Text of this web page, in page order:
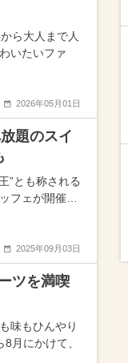
ら大人まで人
いたいファ
2026年05月01日
題のスイ
”とも称される
フェが開催…
2025年09月03日
ツを満喫
味もひんやり
月にかけて、